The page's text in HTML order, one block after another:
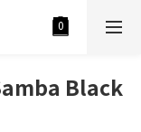
Black